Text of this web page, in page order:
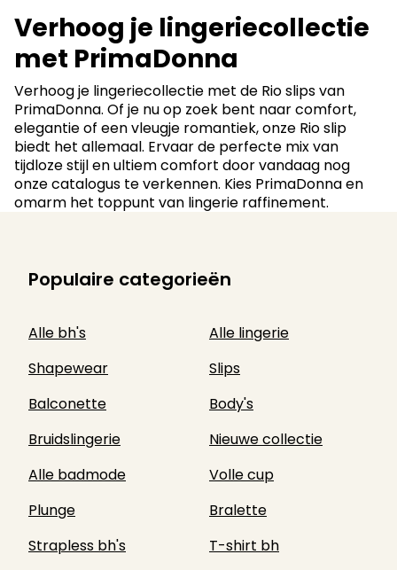
Verhoog je lingeriecollectie
met PrimaDonna
Verhoog je lingeriecollectie met de Rio slips van
PrimaDonna. Of je nu op zoek bent naar comfort,
elegantie of een vleugje romantiek, onze Rio slip
biedt het allemaal. Ervaar de perfecte mix van
tijdloze stijl en ultiem comfort door vandaag nog
onze catalogus te verkennen. Kies PrimaDonna en
omarm het toppunt van lingerie raffinement.
Populaire categorieën
Alle bh's
Alle lingerie
Shapewear
Slips
Balconette
Body's
Bruidslingerie
Nieuwe collectie
Alle badmode
Volle cup
Plunge
Bralette
Strapless bh's
T-shirt bh